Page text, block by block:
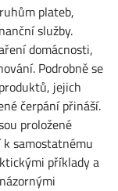
plateb,
služby.
domácnosti,
Podrobně se
jejich
čerpání přináší.
proložené
samostatnému
příklady a